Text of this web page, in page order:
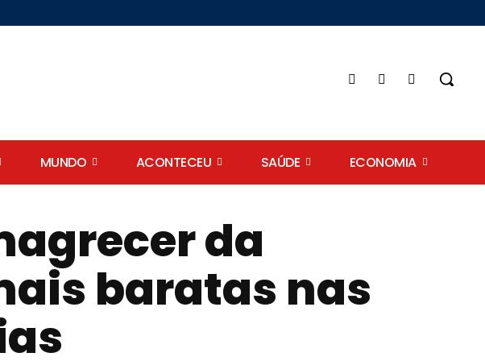
MUNDO ACONTECEU SAÚDE ECONOMIA
da
baratas nas